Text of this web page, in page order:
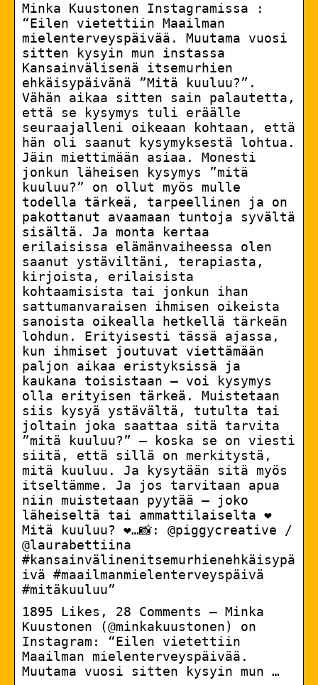
Minka Kuustonen Instagramissa :
“Eilen vietettiin Maailman
mielenterveyspäivää. Muutama vuosi
sitten kysyin mun instassa
Kansainvälisenä itsemurhien
ehkäisypäivänä ”Mitä kuuluu?”.
Vähän aikaa sitten sain palautetta,
että se kysymys tuli eräälle
seuraajalleni oikeaan kohtaan, että
hän oli saanut kysymyksestä lohtua.
Jäin miettimään asiaa. Monesti
jonkun läheisen kysymys ”mitä
kuuluu?” on ollut myös mulle
todella tärkeä, tarpeellinen ja on
pakottanut avaamaan tuntoja syvältä
sisältä. Ja monta kertaa
erilaisissa elämänvaiheessa olen
saanut ystäviltäni, terapiasta,
kirjoista, erilaisista
kohtaamisista tai jonkun ihan
sattumanvaraisen ihmisen oikeista
sanoista oikealla hetkellä tärkeän
lohdun. Erityisesti tässä ajassa,
kun ihmiset joutuvat viettämään
paljon aikaa eristyksissä ja
kaukana toisistaan – voi kysymys
olla erityisen tärkeä. Muistetaan
siis kysyä ystävältä, tutulta tai
joltain joka saattaa sitä tarvita
”mitä kuuluu?” – koska se on viesti
siitä, että sillä on merkitystä,
mitä kuuluu. Ja kysytään sitä myös
itseltämme. Ja jos tarvitaan apua
niin muistetaan pyytää – joko
läheiseltä tai ammattilaiselta ❤️
Mitä kuuluu? ❤️…📸: @piggycreative /
@laurabettiina
#kansainvälinenitsemurhienehkäisypä
ivä #maailmanmielenterveyspäivä
#mitäkuuluu”
1895 Likes, 28 Comments – Minka
Kuustonen (@minkakuustonen) on
Instagram: “Eilen vietettiin
Maailman mielenterveyspäivää.
Muutama vuosi sitten kysyin mun …